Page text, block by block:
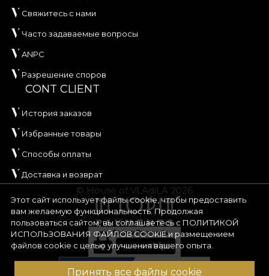
Этот сайт использует файлы cookie, чтобы предоставить
вам желаемую функциональность. Продолжая
пользоваться сайтом, вы соглашаетесь с ПОЛИТИКОЙ
ИСПОЛЬЗОВАНИЯ ФАЙЛОВ COOKIEи размещением
файлов cookie с целью улучшения вашего опыта.
Принять все файлы cookie
Свяжитесь с нами
Часто задаваемые вопросы
ANPC
Разрешение споров
CONT CLIENT
История заказов
Избранные товары
Способы оплаты
Доставка и возврат
© House of VLAdiLA 2026